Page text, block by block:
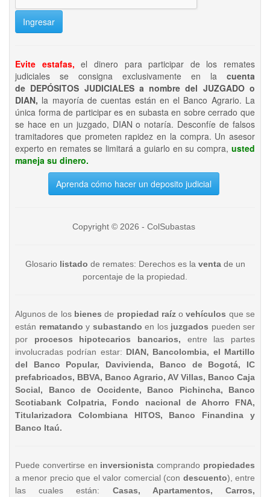
Ingresar
Evite estafas, el dinero para participar de los remates
judiciales se consigna exclusivamente en la cuenta
de DEPÓSITOS JUDICIALES a nombre del JUZGADO o
DIAN, la mayoría de cuentas están en el Banco Agrario. La
única forma de participar es en subasta en sobre cerrado que
se hace en un juzgado, DIAN o notaría. Desconfíe de falsos
tramitadores que prometen rapidez en la compra. Un asesor
experto en remates se limitará a guiarlo en su compra, usted
maneja su dinero.
Aprenda cómo hacer un deposito judicial
Copyright © 2026 - ColSubastas
Glosario listado de remates: Derechos es la ventade un
porcentaje de la propiedad.
Algunos de los bienesde propiedad raízo vehículos que se
están rematando y subastando en los juzgados pueden ser
por procesos hipotecarios bancarios, entre las partes
involucradas podrían estar: DIAN, Bancolombia, el Martillo
del Banco Popular, Davivienda, Banco de Bogotá, IC
prefabricados, BBVA, Banco Agrario, AV Villas, Banco Caja
Social, Banco de Occidente, Banco Pichincha, Banco
Scotiabank Colpatria, Fondo nacional de Ahorro FNA,
Titularizadora Colombiana HITOS, Banco Finandina y
Banco Itaú.
Puede convertirse en inversionista comprando propiedades
a menor precio que el valor comercial (con descuento), entre
las cuales están: Casas, Apartamentos, Carros,